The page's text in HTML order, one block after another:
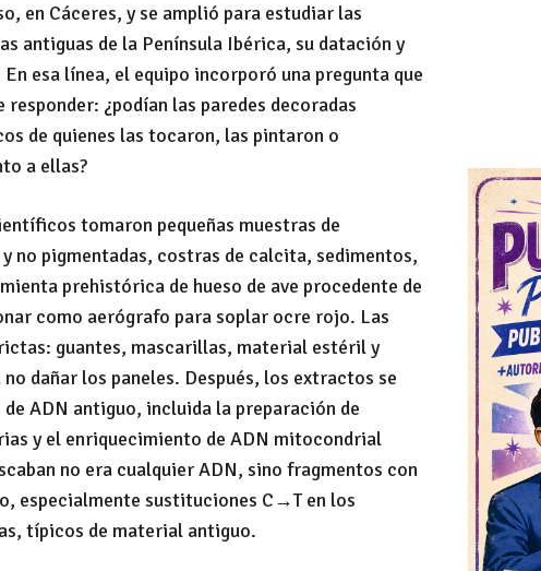
en Cáceres, y se amplió para estudiar las
antiguas de la Península Ibérica, su datación y
esa línea, el equipo incorporó una pregunta que
¿podían las paredes decoradas
de quienes las tocaron, las pintaron o
a ellas?
tomaron pequeñas muestras de
no pigmentadas, costras de calcita, sedimentos,
prehistórica de hueso de ave procedente de
como aerógrafo para soplar ocre rojo. Las
guantes, mascarillas, material estéril y
dañar los paneles. Después, los extractos se
ADN antiguo, incluida la preparación de
y el enriquecimiento de ADN mitocondrial
no era cualquier ADN, sino fragmentos con
especialmente sustituciones C→T en los
típicos de material antiguo.